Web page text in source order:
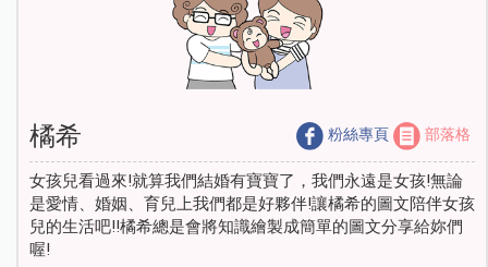
橘希 粉絲專頁 部落格
女孩兒看過來!就算我們結婚有寶寶了，我們永遠是女孩!無論
是愛情、婚姻、育兒上我們都是好夥伴!讓橘希的圖文陪伴女孩
兒的生活吧!!橘希總是會將知識繪製成簡單的圖文分享給妳們
喔!